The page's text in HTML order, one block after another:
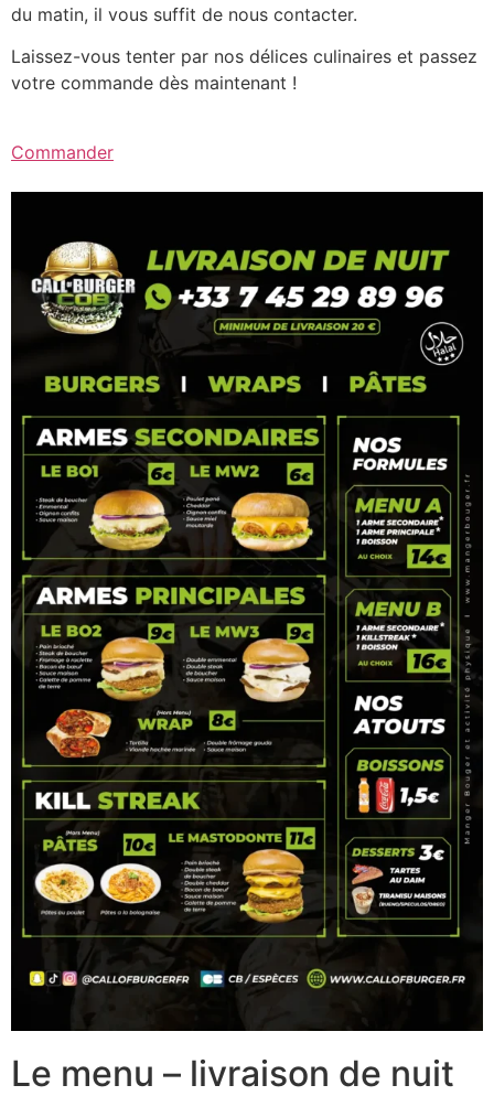
du matin, il vous suffit de nous contacter.
Laissez-vous tenter par nos délices culinaires et passez
votre commande dès maintenant !
Commander
Le menu – livraison de nuit